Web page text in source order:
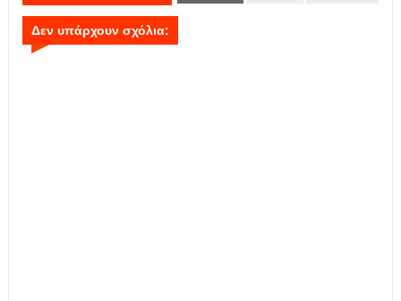
Δεν υπάρχουν σχόλια: